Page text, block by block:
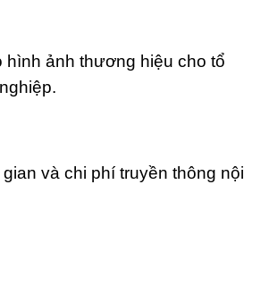
hình ảnh thương hiệu cho tổ
và chi phí truyền thông nội